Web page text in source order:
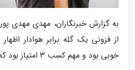
به گزارش خبرنگاران، مهدی مهدی
از فزونی یک گله برابر هوادار
خوبی بود و مهم کسب 3 امتیاز بود که آن را کسب کردیم.